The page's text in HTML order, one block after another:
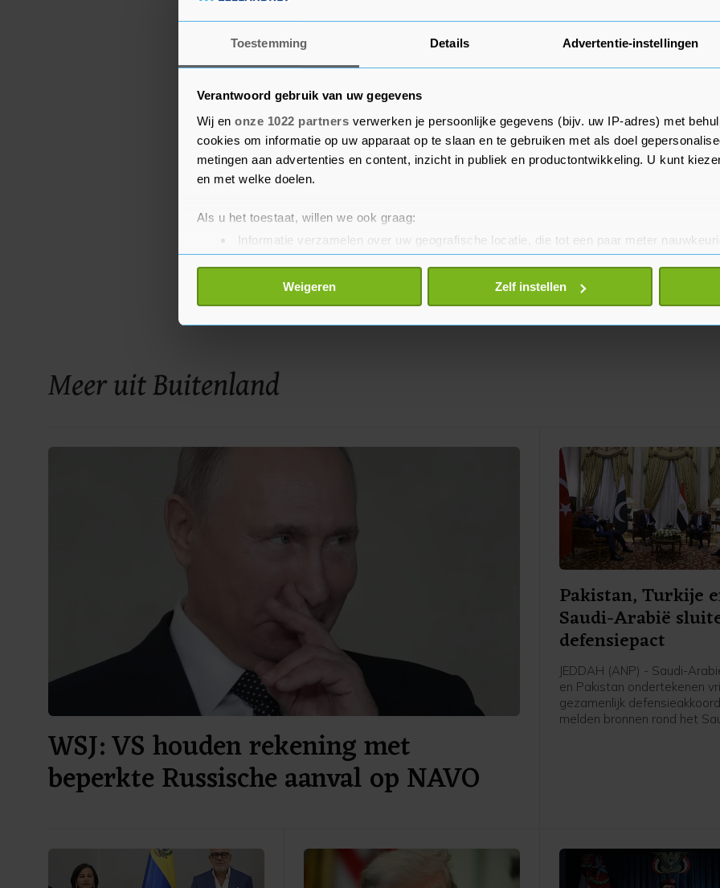
Toestemming Details Advertentie-instellingen
Verantwoord gebruik van uw gegevens
Wij en onze 1022 partners verwerken je persoonlijke gegevens (bijv. uw IP-adres) met
cookies om informatie op uw apparaat op te slaan en te gebruiken met als doel
metingen aan advertenties en content, inzicht in publiek en productontwikkeling. U kunt
en met welke doelen.
Als u het toestaat, willen we ook graag:
Informatie verzamelen over uw geografische locatie, die tot een paar meter
Uw apparaat identificeren door het actief te scannen op specifieke eigenschappen
Lees meer over hoe uw persoonlijke gegevens worden verwerkt en stel uw voorkeuren in het
toestemming op elk moment wijzigen of intrekken in de Cookieverklaring.
Weigeren Zelf instellen
Meer uit Buitenland
WSJ: VS houden rekening met
beperkte Russische aanval op NAVO
Pakistan, Turkije
Saudi-Arabië
defensiepact
JEDDAH (ANP) - Saudi-
en Pakistan ondertekenen
gezamenlijk
melden bronnen rond het